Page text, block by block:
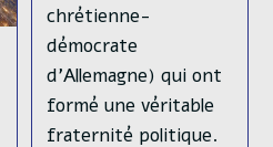
chrétienne-
démocrate
d'Allemagne) qui ont
formé une véritable
fraternité politique.